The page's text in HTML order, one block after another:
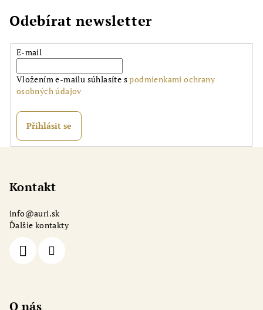
Odebírat newsletter
E-mail
Vložením e-mailu súhlasíte spodmienkami ochrany
osobných údajov
Přihlásit se
Kontakt
info@auri.sk
Ďalšie kontakty
O nás